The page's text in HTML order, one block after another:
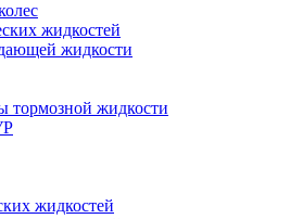
жидкостей
жидкости
тормозной жидкости
жидкостей